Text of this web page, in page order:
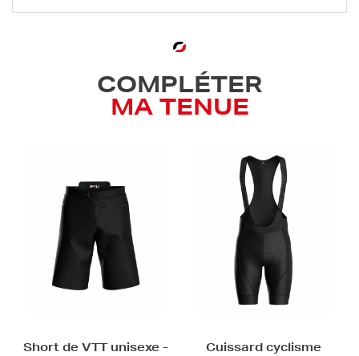
COMPLÉTER
MA TENUE
Short de VTT unisexe -
Cuissard cyclisme